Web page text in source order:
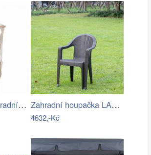
Idea Závěsné zahradní křeslo béžové Zahradní houpačka LAMIA Tempo Kondela
4632,-Kč